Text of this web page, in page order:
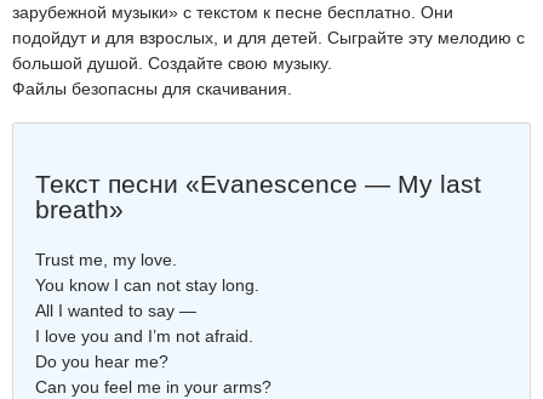
зарубежной музыки» с текстом к песне бесплатно. Они
подойдут и для взрослых, и для детей. Сыграйте эту мелодию с
большой душой. Создайте свою музыку.
Файлы безопасны для скачивания.
Текст песни «Evanescence — My last
breath»
Trust me, my love.
You know I can not stay long.
All I wanted to say —
I love you and I’m not afraid.
Do you hear me?
Can you feel me in your arms?